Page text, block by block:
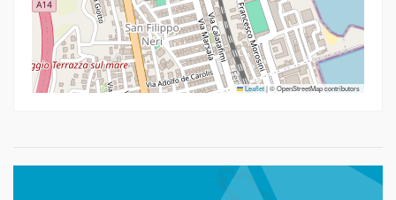
Leaflet|© OpenStreetMap contributors